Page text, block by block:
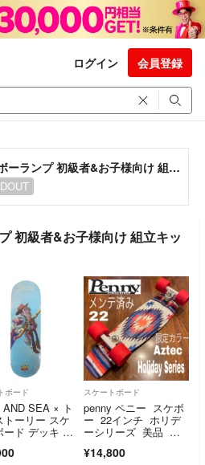
ログイン 会員登録
送料込み スケボーランプ 初級者&お子様向け 組立キット 新品
初級者&お子様向け 組立キッ
ボード
AND SEA × ト
トーリー スケ
ード デッキ ス
スケートボード
penny ペニー スケボ
ー 22インチ ホリデ
ーシリーズ 美品 メ
ートボード コンプリ
¥14,800